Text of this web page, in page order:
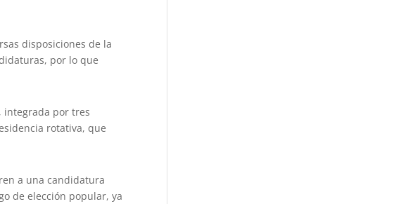
disposiciones de la
por lo que
integrada por tres
rotativa, que
a una candidatura
de elección popular, ya